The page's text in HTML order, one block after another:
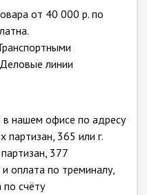
от 40 000 р. по
линии
в нашем офисе по адресу
партизан, 365 или г.
377
оплата по треминалу,
по счёту